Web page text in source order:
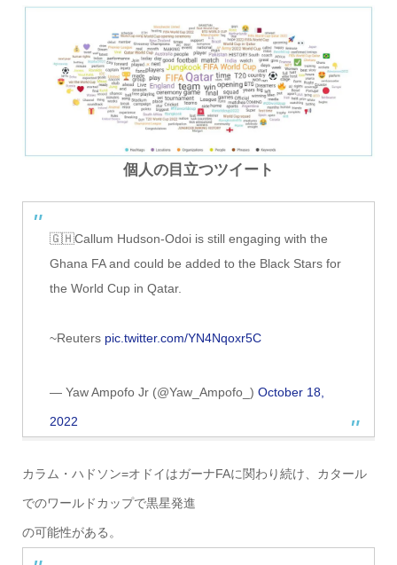
個人の目立つツイート
🇬🇭Callum Hudson-Odoi is still engaging with the
Ghana FA and could be added to the Black Stars for
the World Cup in Qatar.
~Reuters pic.twitter.com/YN4Nqoxr5C
— Yaw Ampofo Jr (@Yaw_Ampofo_) October 18,
2022
カラム・ハドソン=オドイはガーナFAに関わり続け、カタール
でのワールドカップで黒星発進
の可能性がある。